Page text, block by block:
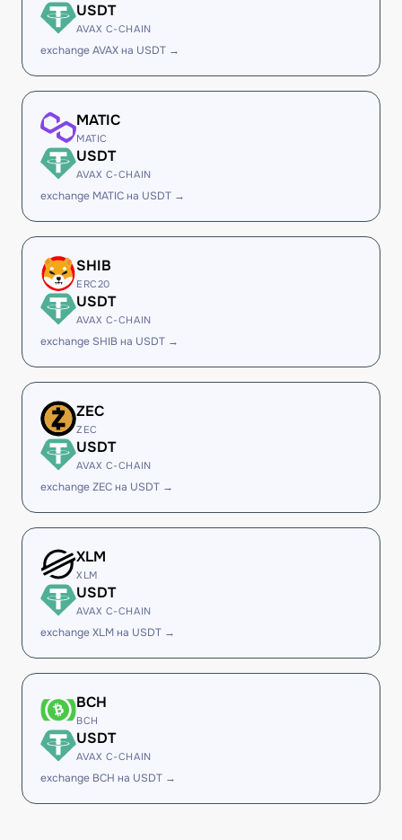
USDT
AVAX C-CHAIN
exchange AVAX на USDT →
MATIC
MATIC
USDT
AVAX C-CHAIN
exchange MATIC на USDT →
SHIB
ERC20
USDT
AVAX C-CHAIN
exchange SHIB на USDT →
ZEC
ZEC
USDT
AVAX C-CHAIN
exchange ZEC на USDT →
XLM
XLM
USDT
AVAX C-CHAIN
exchange XLM на USDT →
BCH
BCH
USDT
AVAX C-CHAIN
exchange BCH на USDT →